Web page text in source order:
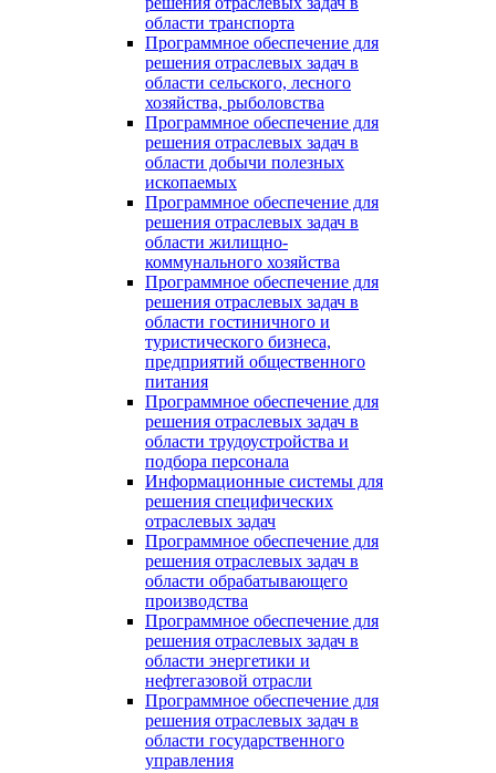
области транспорта
Программное обеспечение для
решения отраслевых задач в
области сельского, лесного
хозяйства, рыболовства
Программное обеспечение для
решения отраслевых задач в
области добычи полезных
ископаемых
Программное обеспечение для
решения отраслевых задач в
области жилищно-
коммунального хозяйства
Программное обеспечение для
решения отраслевых задач в
области гостиничного и
туристического бизнеса,
предприятий общественного
питания
Программное обеспечение для
решения отраслевых задач в
области трудоустройства и
подбора персонала
Информационные системы для
решения специфических
отраслевых задач
Программное обеспечение для
решения отраслевых задач в
области обрабатывающего
производства
Программное обеспечение для
решения отраслевых задач в
области энергетики и
нефтегазовой отрасли
Программное обеспечение для
решения отраслевых задач в
области государственного
управления